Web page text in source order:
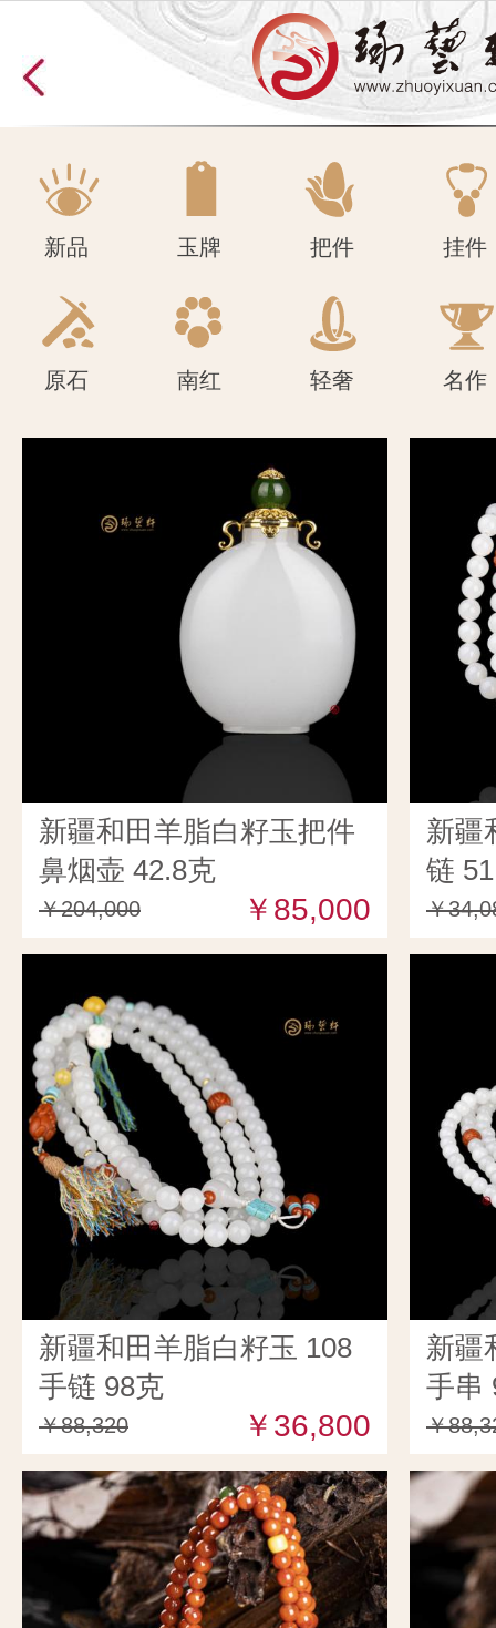
原石 南红 轻奢 名作
新品 玉牌 把件 挂件
原石 南红 轻奢 名作
新疆和田羊脂白籽玉把件
鼻烟壶 42.8克
￥204,000 ￥85,000
新疆
链
￥
新疆和田羊脂白籽玉 108
手链 98克
￥88,320 ￥36,800
新疆
手串
￥